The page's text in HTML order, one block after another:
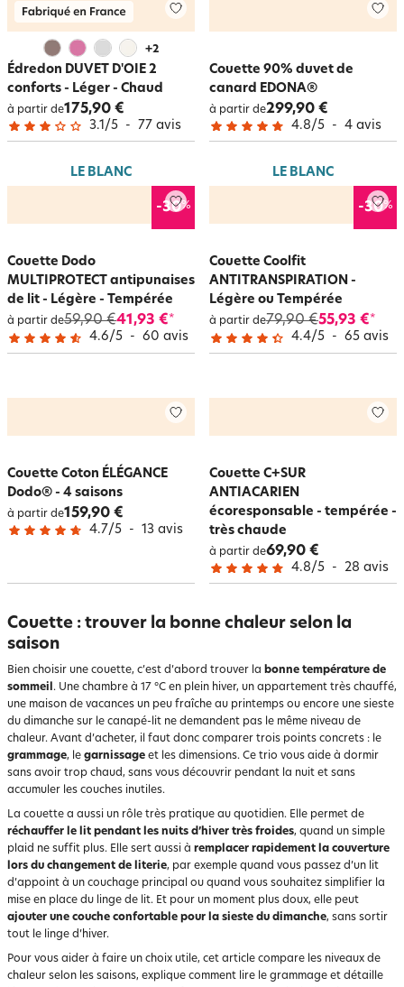
+2
Édredon DUVET D'OIE 2
conforts - Léger - Chaud
à partir de175,90 €
3.1 /5 - 77 avis
Couette 90% duvet de
canard EDONA®
à partir de299,90 €
4.8/5 - 4 avis
LE BLANC
-30%
Couette Dodo
MULTIPROTECT antipunaises
de lit - Légère - Tempérée
à partir de59,90 €41,93 €*
4.6/5 - 60 avis
LE BLANC
-30%
Couette Coolfit
ANTITRANSPIRATION -
Légère ou Tempérée
à partir de79,90 €55,93 €*
4.4/5 - 65 avis
Couette Coton ÉLÉGANCE
Dodo® - 4 saisons
à partir de159,90 €
4.7/5 - 13 avis
Couette C+SUR
ANTIACARIEN
écoresponsable - tempérée -
très chaude
à partir de69,90 €
4.8/5 - 28 avis
Couette : trouver la bonne chaleur selon la
saison
Bien choisir une couette, c’est d’abord trouver la bonne température de
sommeil . Une chambre à 17 °C en plein hiver, un appartement très chauffé,
une maison de vacances un peu fraîche au printemps ou encore une sieste
du dimanche sur le canapé-lit ne demandent pas le même niveau de
chaleur. Avant d’acheter, il faut donc comparer trois points concrets : le
grammage, le garnissage et les dimensions. Ce trio vous aide à dormir
sans avoir trop chaud, sans vous découvrir pendant la nuit et sans
accumuler les couches inutiles.
La couette a aussi un rôle très pratique au quotidien. Elle permet de
réchauffer le lit pendant les nuits d’hiver très froides, quand un simple
plaid ne suffit plus. Elle sert aussi à remplacer rapidement la couverture
lors du changement de literie, par exemple quand vous passez d’un lit
d’appoint à un couchage principal ou quand vous souhaitez simplifier la
mise en place du linge de lit. Et pour un moment plus doux, elle peut
ajouter une couche confortable pour la sieste du dimanche, sans sortir
tout le linge d’hiver.
Pour vous aider à faire un choix utile, cet article compare les niveaux de
chaleur selon les saisons, explique comment lire le grammage et détaille